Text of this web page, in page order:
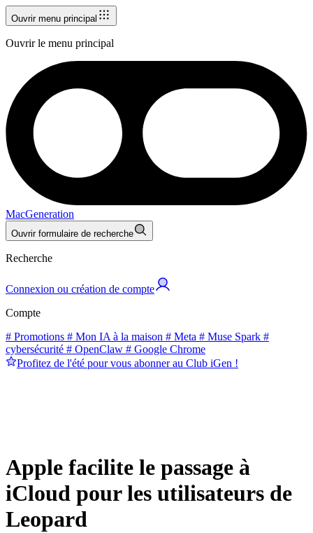
Ouvrir menu principal
Ouvrir le menu principal
MacGeneration
Ouvrir formulaire de recherche
Recherche
Connexion ou création de compte
Compte
# Promotions # Mon IA à la maison # Meta # Muse Spark #
cybersécurité # OpenClaw # Google Chrome
Profitez de l'été pour vous abonner au Club iGen !
Apple facilite le passage à
iCloud pour les utilisateurs de
Leopard